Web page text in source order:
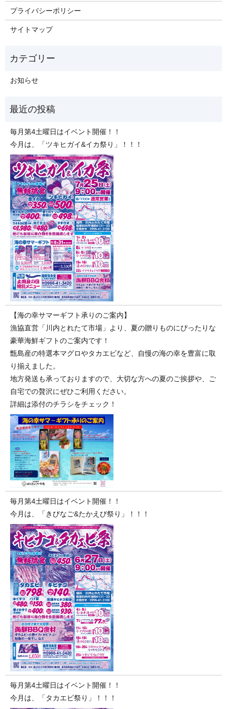
プライバシーポリシー
サイトマップ
お知らせ
毎月第4土曜日はイベント開催！！
今月は、「ツキヒガイ&イカ祭り」！！！
【海の幸サマーギフト承りのご案内】
漁協直営「川内とれたて市場」より、夏の贈りものにぴったりな
豪華海鮮ギフトのご案内です！
甑島産の特選本マグロやタカエビなど、自慢の海の幸を豊富に取
り揃えました。
地方発送も承っておりますので、大切な方への夏のご挨拶や、ご
自宅での贅沢にぜひご利用ください。
詳細は添付のチラシをチェック！
毎月第4土曜日はイベント開催！！
今月は、「きびなご&たかえび祭り」！！！
毎月第4土曜日はイベント開催！！
今月は、「タカエビ祭り」！！！